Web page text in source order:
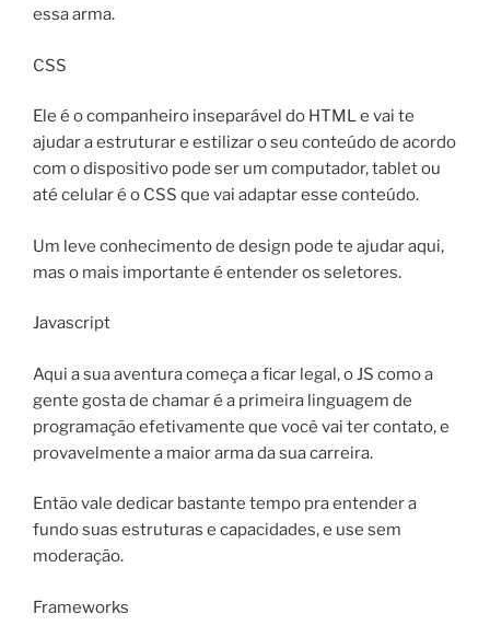
essa arma.
CSS
Ele é o companheiro inseparável do HTML e vai te
ajudar a estruturar e estilizar o seu conteúdo de acordo
com o dispositivo pode ser um computador, tablet ou
até celular é o CSS que vai adaptar esse conteúdo.
Um leve conhecimento de design pode te ajudar aqui,
mas o mais importante é entender os seletores.
Javascript
Aqui a sua aventura começa a ficar legal, o JS como a
gente gosta de chamar é a primeira linguagem de
programação efetivamente que você vai ter contato, e
provavelmente a maior arma da sua carreira.
Então vale dedicar bastante tempo pra entender a
fundo suas estruturas e capacidades, e use sem
moderação.
Frameworks